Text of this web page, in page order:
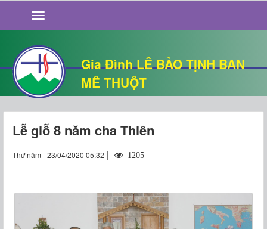
Gia Đình LÊ BẢO TỊNH BAN
MÊ THUỘT
GIỚI THIỆU
TIN TỨC
SỐNG ĐẠO
CHUYỆN NHÀ
QUÁN VĂN
THƯ GIÃN
Lễ giỗ 8 năm cha Thiên
Thứ năm - 23/04/2020 05:32 | 1205